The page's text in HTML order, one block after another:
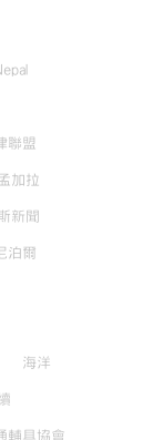
聯盟
加拉
新聞
泊爾
海洋
輔具協會